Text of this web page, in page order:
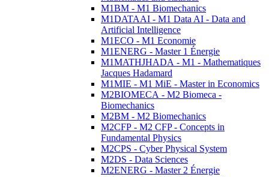
M1BM - M1 Biomechanics
M1DATAAI - M1 Data AI - Data and
Artificial Intelligence
M1ECO - M1 Economie
M1ENERG - Master 1 Énergie
M1MATHJHADA - M1 - Mathematiques
Jacques Hadamard
M1MIE - M1 MiE - Master in Economics
M2BIOMECA - M2 Biomeca -
Biomechanics
M2BM - M2 Biomechanics
M2CFP - M2 CFP - Concepts in
Fundamental Physics
M2CPS - Cyber Physical System
M2DS - Data Sciences
M2ENERG - Master 2 Énergie